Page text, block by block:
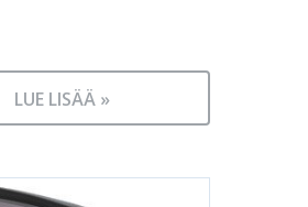
LUE LISÄÄ »